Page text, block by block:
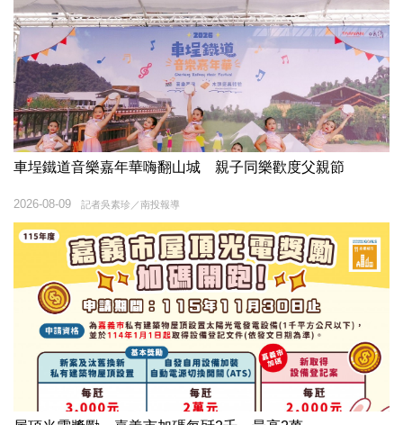
車埕鐵道音樂嘉年華嗨翻山城 親子同樂歡度父親節
記者吳素珍／南投報導
2026-08-09